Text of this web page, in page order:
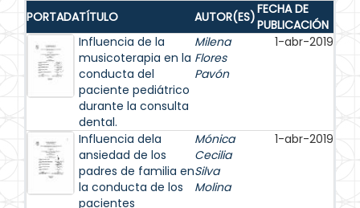
PORTADATÍTULO AUTOR(ES)FECHA DE
PUBLICACIÓN
Influencia de la
musicoterapia en la
conducta del
paciente pediátrico
durante la consulta
dental.
Milena
Flores
Pavón
1-abr-2019
Influencia dela
ansiedad de los
padres de familia en
la conducta de los
pacientes
Mónica
Cecilia
Silva
Molina
1-abr-2019